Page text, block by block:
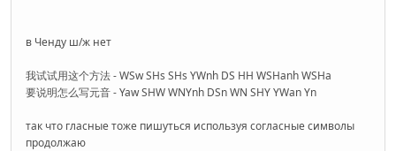
в Ченду ш/ж нет
我试试用这个方法 - WSw SHs SHs YWnh DS HH WSHanh WSHa
要说明怎么写元音 - Yaw SHW WNYnh DSn WN SHY YWan Yn
так что гласные тоже пишуться используя согласные символы
продолжаю